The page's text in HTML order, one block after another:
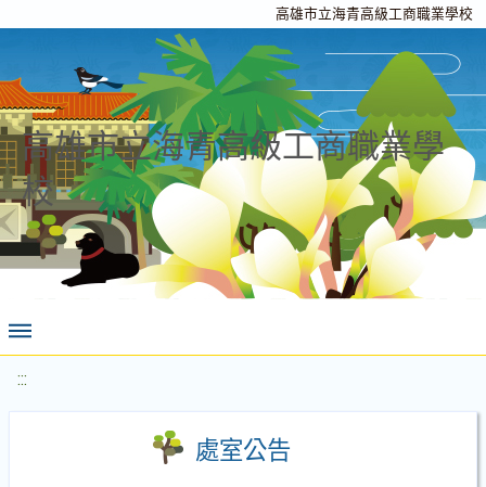
高雄市立海青高級工商職業學校
高雄市立海青高級工商職業學
校
:::
處室公告